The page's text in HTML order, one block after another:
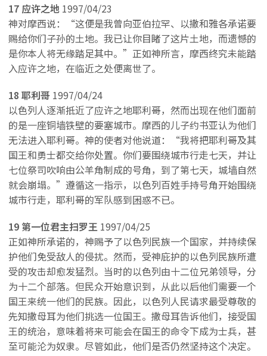
17 应许之地 1997/04/23
神对摩西说：“这便是我曾向亚伯拉罕、以撒和雅各承诺要
赐给你们子孙的土地。我已让你目睹了这片土地，而遗憾的
是你本人将无缘踏足其中。”正如神所言，摩西终究未能踏
入应许之地，在临近之处便离世了。
18 耶利哥 1997/04/24
以色列人逐渐抵近了应许之地耶利哥，然而出现在他们面前
的是一座铜墙铁壁的要塞城市。摩西的儿子约书亚认为他们
无法进入耶利哥。神的使者对他说道：“我将把耶利哥及其
国王和勇士都交给你处置。你们要围绕城市行走七天，并让
七位祭司吹响由公羊角制成的号角，到了第七天，城墙自然
就会崩塌。”遵循这一指示，以色列百姓手持号角开始围绕
城市行走，耶利哥的军队感到困惑不已。
19 第一位君主扫罗王 1997/04/25
正如神所承诺的，神赐予了以色列民族一个国家，并持续保
护他们免受敌人的侵扰。然而，受神庇护的以色列民族所遭
受的攻击却愈发猛烈。当时的以色列由十二位兄弟领导，分
为十二个部落。但民众开始意识到，从此以后他们需要一个
国王来统一他们的民族。因此，以色列人民请求最受尊敬的
先知撒母耳为他们挑选一位国王。撒母耳告诉他们，接受国
王的统治，意味着将来可能会在国王的命令下成为士兵，甚
至可能沦为奴隶。尽管如此，他们是否仍然坚持这个决定。